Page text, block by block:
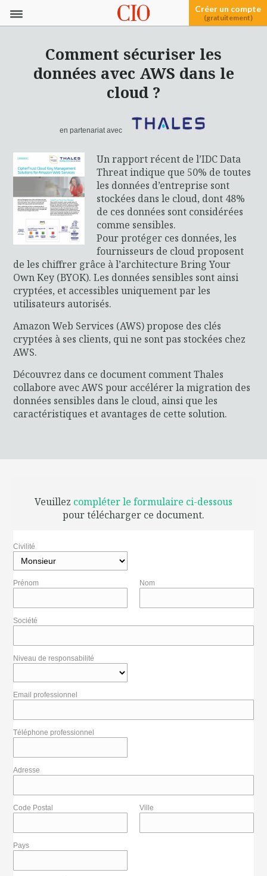
Créer un compte
(gratuitement)
Comment sécuriser les
données avec AWS dans le
cloud ?
en partenariat avec
Un rapport récent de l’IDC Data
Threat indique que 50% de toutes
les données d’entreprise sont
stockées dans le cloud, dont 48%
de ces données sont considérées
comme sensibles.
Pour protéger ces données, les
fournisseurs de cloud proposent
de les chiffrer grâce à l’architecture Bring Your
Own Key (BYOK). Les données sensibles sont ainsi
cryptées, et accessibles uniquement par les
utilisateurs autorisés.
Amazon Web Services (AWS) propose des clés
cryptées à ses clients, qui ne sont pas stockées chez
AWS.
Découvrez dans ce document comment Thales
collabore avec AWS pour accélérer la migration des
données sensibles dans le cloud, ainsi que les
caractéristiques et avantages de cette solution.
Veuillez compléter le formulaire ci-dessous
pour télécharger ce document.
Civilité
Prénom Nom
Société
Niveau de responsabilité
Email professionnel
Téléphone professionnel
Adresse
Code Postal Ville
Pays